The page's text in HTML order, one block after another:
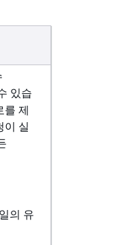
있습
를 제
이 실
의 유